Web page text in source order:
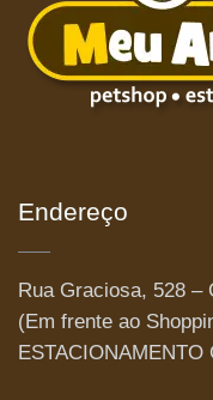
Endereço
Rua Graciosa, 528 –
(Em frente ao
ESTACIONAMENTO